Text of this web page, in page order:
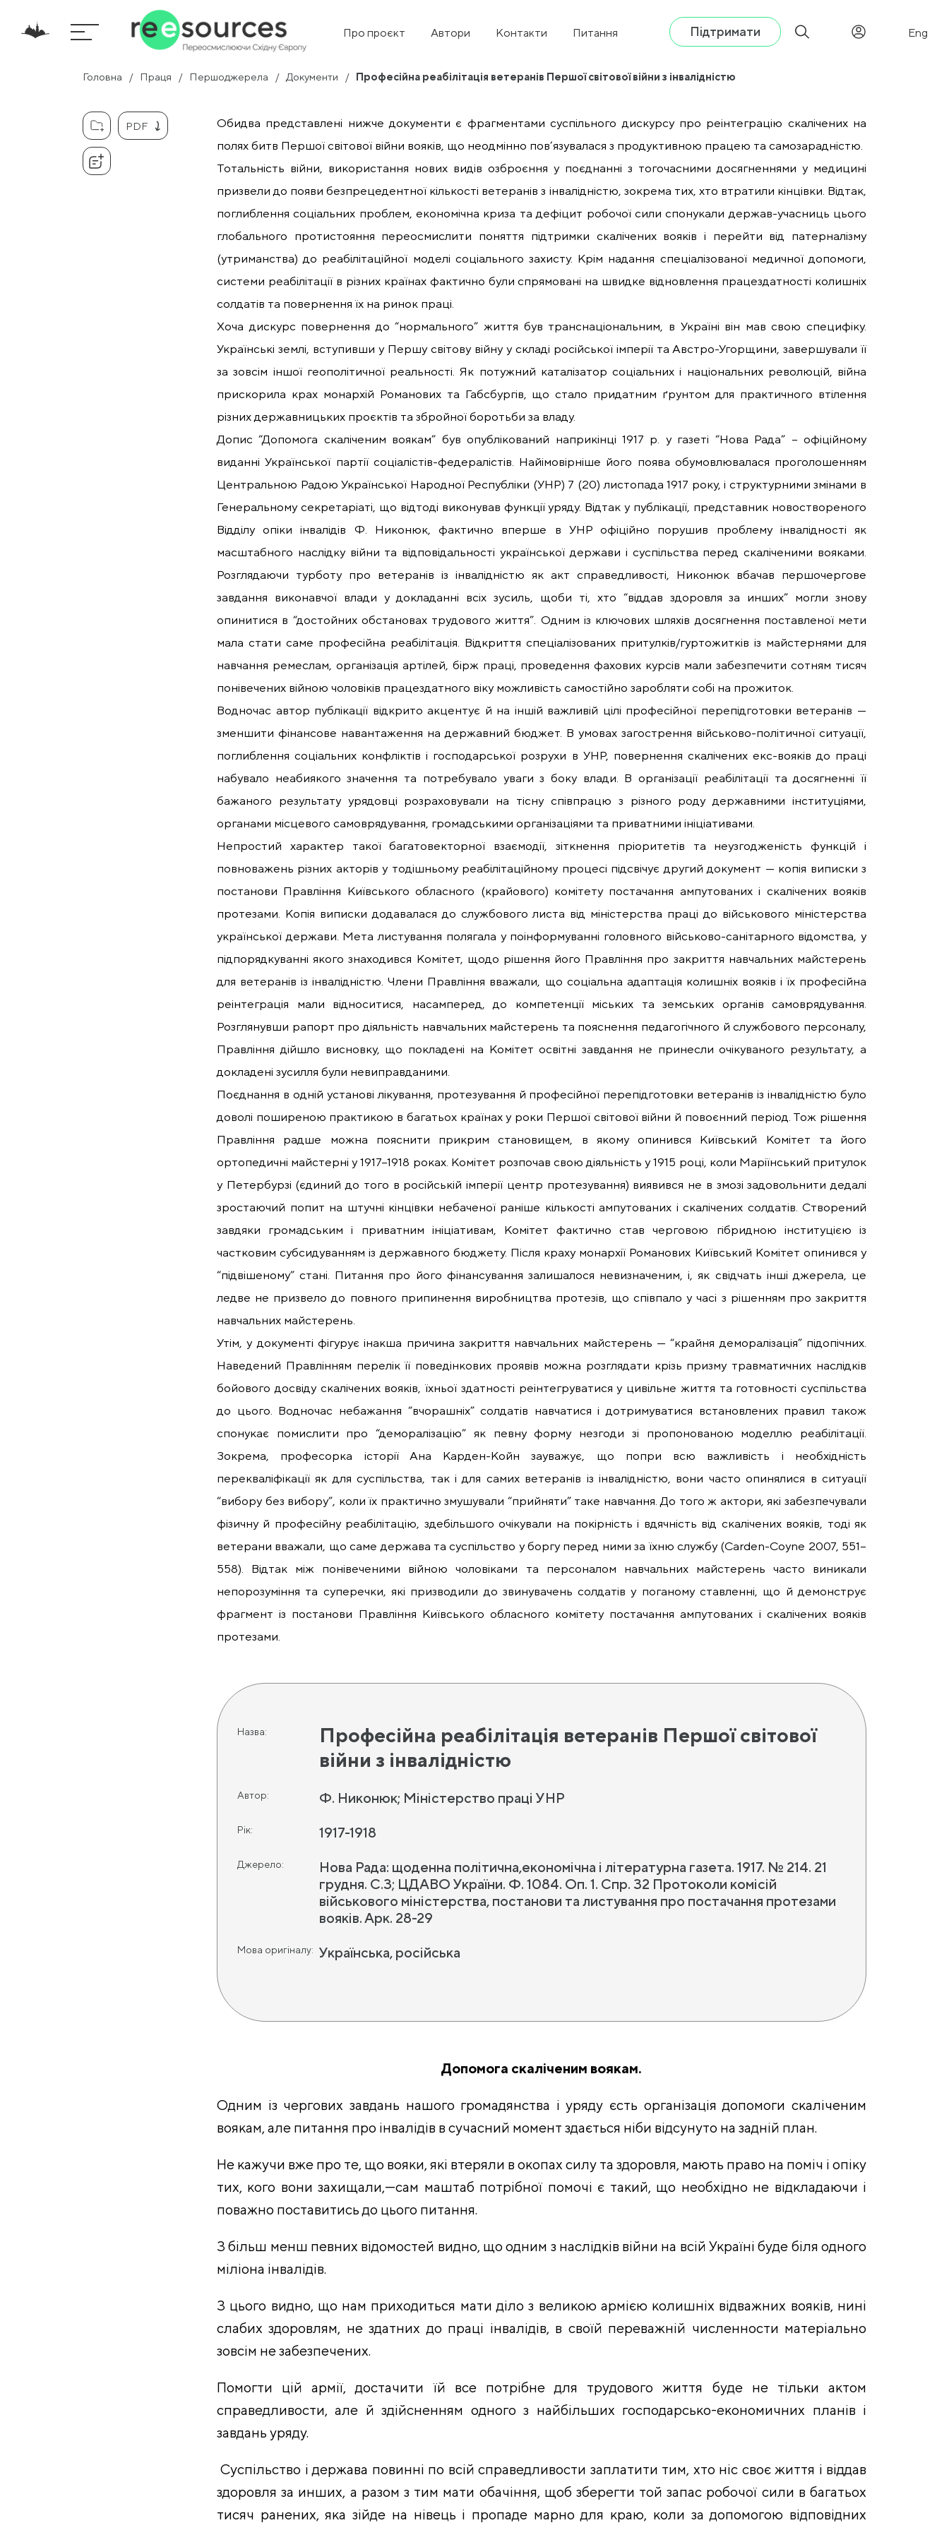
Про проєкт Автори Контакти Питання Підтримати Eng
Головна Праця Першоджерела Документи Професійна реабілітація ветеранів Першої світової війни з інвалідністю
PDF
Обидва представлені нижче документи є фрагментами суспільного дискурсу про реінтеграцію скалічених на
полях битв Першої світової війни вояків, що неодмінно пов’язувалася з продуктивною працею та самозарадністю.
Тотальність війни, використання нових видів озброєння у поєднанні з тогочасними досягненнями у медицині
призвели до появи безпрецедентної кількості ветеранів з інвалідністю, зокрема тих, хто втратили кінцівки. Відтак,
поглиблення соціальних проблем, економічна криза та дефіцит робочої сили спонукали держав-учасниць цього
глобального протистояння переосмислити поняття підтримки скалічених вояків і перейти від патерналізму
(утриманства) до реабілітаційної моделі соціального захисту. Крім надання спеціалізованої медичної допомоги,
системи реабілітації в різних країнах фактично були спрямовані на швидке відновлення працездатності колишніх
солдатів та повернення їх на ринок праці.
Хоча дискурс повернення до “нормального” життя був транснаціональним, в Україні він мав свою специфіку.
Українські землі, вступивши у Першу світову війну у складі російської імперії та Австро-Угорщини, завершували її
за зовсім іншої геополітичної реальності. Як потужний каталізатор соціальних і національних революцій, війна
прискорила крах монархій Романових та Габсбургів, що стало придатним ґрунтом для практичного втілення
різних державницьких проєктів та збройної боротьби за владу.
Допис “Допомога скаліченим воякам” був опублікований наприкінці 1917 р. у газеті “Нова Рада” – офіційному
виданні Української партії соціалістів-федералістів. Найімовірніше його поява обумовлювалася проголошенням
Центральною Радою Української Народної Республіки (УНР) 7 (20) листопада 1917 року, і структурними змінами в
Генеральному секретаріаті, що відтоді виконував функції уряду. Відтак у публікації, представник новоствореного
Відділу опіки інвалідів Ф. Никонюк, фактично вперше в УНР офіційно порушив проблему інвалідності як
масштабного наслідку війни та відповідальності української держави і суспільства перед скаліченими вояками.
Розглядаючи турботу про ветеранів із інвалідністю як акт справедливості, Никонюк вбачав першочергове
завдання виконавчої влади у докладанні всіх зусиль, щоби ті, хто “віддав здоровля за инших” могли знову
опинитися в “достойних обстановах трудового життя”. Одним із ключових шляхів досягнення поставленої мети
мала стати саме професійна реабілітація. Відкриття спеціалізованих притулків/гуртожитків із майстернями для
навчання ремеслам, організація артілей, бірж праці, проведення фахових курсів мали забезпечити сотням тисяч
понівечених війною чоловіків працездатного віку можливість самостійно заробляти собі на прожиток.
Водночас автор публікації відкрито акцентує й на іншій важливій цілі професійної перепідготовки ветеранів —
зменшити фінансове навантаження на державний бюджет. В умовах загострення військово-політичної ситуації,
поглиблення соціальних конфліктів і господарської розрухи в УНР, повернення скалічених екс-вояків до праці
набувало неабиякого значення та потребувало уваги з боку влади. В організації реабілітації та досягненні її
бажаного результату урядовці розраховували на тісну співпрацю з різного роду державними інституціями,
органами місцевого самоврядування, громадськими організаціями та приватними ініціативами.
Непростий характер такої багатовекторної взаємодії, зіткнення пріоритетів та неузгодженість функцій і
повноважень різних акторів у тодішньому реабілітаційному процесі підсвічує другий документ — копія виписки з
постанови Правління Київського обласного (крайового) комітету постачання ампутованих і скалічених вояків
протезами. Копія виписки додавалася до службового листа від міністерства праці до військового міністерства
української держави. Мета листування полягала у поінформуванні головного військово-санітарного відомства, у
підпорядкуванні якого знаходився Комітет, щодо рішення його Правління про закриття навчальних майстерень
для ветеранів із інвалідністю. Члени Правління вважали, що соціальна адаптація колишніх вояків і їх професійна
реінтеграція мали відноситися, насамперед, до компетенції міських та земських органів самоврядування.
Розглянувши рапорт про діяльність навчальних майстерень та пояснення педагогічного й службового персоналу,
Правління дійшло висновку, що покладені на Комітет освітні завдання не принесли очікуваного результату, а
докладені зусилля були невиправданими.
Поєднання в одній установі лікування, протезування й професійної перепідготовки ветеранів із інвалідністю було
доволі поширеною практикою в багатьох країнах у роки Першої світової війни й повоєнний період. Тож рішення
Правління радше можна пояснити прикрим становищем, в якому опинився Київський Комітет та його
ортопедичні майстерні у 1917–1918 роках. Комітет розпочав свою діяльність у 1915 році, коли Маріїнський притулок
у Петербурзі (єдиний до того в російській імперії центр протезування) виявився не в змозі задовольнити дедалі
зростаючий попит на штучні кінцівки небаченої раніше кількості ампутованих і скалічених солдатів. Створений
завдяки громадським і приватним ініціативам, Комітет фактично став черговою гібридною інституцією із
частковим субсидуванням із державного бюджету. Після краху монархії Романових Київський Комітет опинився у
“підвішеному” стані. Питання про його фінансування залишалося невизначеним, і, як свідчать інші джерела, це
ледве не призвело до повного припинення виробництва протезів, що співпало у часі з рішенням про закриття
навчальних майстерень.
Утім, у документі фігурує інакша причина закриття навчальних майстерень — “крайня деморалізація” підопічних.
Наведений Правлінням перелік її поведінкових проявів можна розглядати крізь призму травматичних наслідків
бойового досвіду скалічених вояків, їхньої здатності реінтегруватися у цивільне життя та готовності суспільства
до цього. Водночас небажання “вчорашніх” солдатів навчатися і дотримуватися встановлених правил також
спонукає помислити про “деморалізацію” як певну форму незгоди зі пропонованою моделлю реабілітації.
Зокрема, професорка історії Ана Карден-Койн зауважує, що попри всю важливість і необхідність
перекваліфікації як для суспільства, так і для самих ветеранів із інвалідністю, вони часто опинялися в ситуації
“вибору без вибору”, коли їх практично змушували “прийняти” таке навчання. До того ж актори, які забезпечували
фізичну й професійну реабілітацію, здебільшого очікували на покірність і вдячність від скалічених вояків, тоді як
ветерани вважали, що саме держава та суспільство у боргу перед ними за їхню службу (Carden-Coyne 2007, 551–
558). Відтак між понівеченими війною чоловіками та персоналом навчальних майстерень часто виникали
непорозуміння та суперечки, які призводили до звинувачень солдатів у поганому ставленні, що й демонструє
фрагмент із постанови Правління Київського обласного комітету постачання ампутованих і скалічених вояків
протезами.
Назва:
Професійна реабілітація ветеранів Першої світової
війни з інвалідністю
Автор: Ф. Никонюк; Міністерство праці УНР
Рік: 1917-1918
Джерело:
Нова Рада: щоденна політична,економічна і літературна газета. 1917. № 214. 21
грудня. С.3; ЦДАВО України. Ф. 1084. Оп. 1. Спр. 32 Протоколи комісій
військового міністерства, постанови та листування про постачання протезами
вояків. Арк. 28-29
Мова оригіналу: Українська, російська
Допомога скаліченим воякам.
Одним із чергових завдань нашого громадянства і уряду єсть організація допомоги скаліченим
воякам, але питання про інвалідів в сучасний момент здається ніби відсунуто на задній план.
Не кажучи вже про те, що вояки, які втеряли в окопах силу та здоровля, мають право на поміч і опіку
тих, кого вони захищали,—сам маштаб потрібної помочі є такий, що необхідно не відкладаючи і
поважно поставитись до цього питання.
З більш менш певних відомостей видно, що одним з наслідків війни на всій Україні буде біля одного
міліона інвалідів.
З цього видно, що нам приходиться мати діло з великою армією колишніх відважних вояків, нині
слабих здоровлям, не здатних до праці інвалідів, в своїй переважній численности матеріально
зовсім не забезпечених.
Помогти цій армії, достачити їй все потрібне для трудового життя буде не тільки актом
справедливости, але й здійсненням одного з найбільших господарсько-економичних планів і
завдань уряду.
Суспільство і держава повинні по всій справедливости заплатити тим, хто ніс своє життя і віддав
здоровля за инших, а разом з тим мати обачіння, щоб зберегти той запас робочої сили в багатьох
тисяч ранених, яка зійде на нівець і пропаде марно для краю, коли за допомогою відповідних